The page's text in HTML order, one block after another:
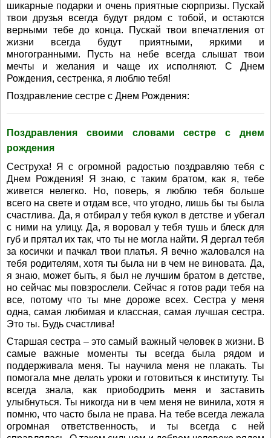
шикарные подарки и очень приятные сюрпризы. Пускай
твои друзья всегда будут рядом с тобой, и остаются
верными тебе до конца. Пускай твои впечатления от
жизни всегда будут приятными, яркими и
многогранными. Пусть на небе всегда слышат твои
мечты и желания и чаще их исполняют. С Днем
Рождения, сестренка, я люблю тебя!
Поздравление сестре с Днем Рождения:
Поздравления своими словами сестре с днем
рождения
Сеструха! Я с огромной радостью поздравляю тебя с
Днем Рождения! Я знаю, с таким братом, как я, тебе
живется нелегко. Но, поверь, я люблю тебя больше
всего на свете и отдам все, что угодно, лишь бы ты была
счастлива. Да, я отбирал у тебя кукол в детстве и убегал
с ними на улицу. Да, я воровал у тебя тушь и блеск для
губ и прятал их так, что ты не могла найти. Я дергал тебя
за косички и пачкал твои платья. Я вечно жаловался на
тебя родителям, хотя ты была ни в чем не виновата. Да,
я знаю, может быть, я был не лучшим братом в детстве,
но сейчас мы повзрослели. Сейчас я готов ради тебя на
все, потому что ты мне дороже всех. Сестра у меня
одна, самая любимая и классная, самая лучшая сестра.
Это ты. Будь счастлива!
Старшая сестра – это самый важный человек в жизни. В
самые важные моменты ты всегда была рядом и
поддерживала меня. Ты научила меня не плакать. Ты
помогала мне делать уроки и готовиться к институту. Ты
всегда знала, как приободрить меня и заставить
улыбнуться. Ты никогда ни в чем меня не винила, хотя я
помню, что часто была не права. На тебе всегда лежала
огромная ответственность, и ты всегда с ней